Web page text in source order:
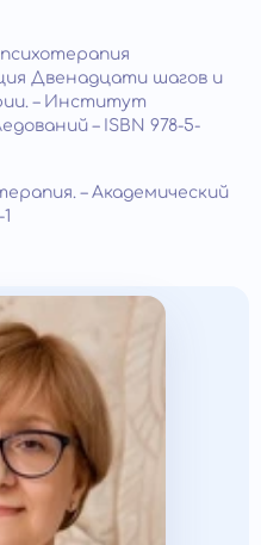
Двенадцати шагов и
– Институт
– ISBN 978-5-
– Академический